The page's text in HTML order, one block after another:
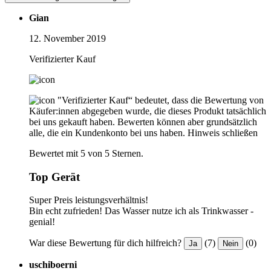
Gian
12. November 2019
Verifizierter Kauf
"Verifizierter Kauf“ bedeutet, dass die Bewertung von
Käufer:innen abgegeben wurde, die dieses Produkt tatsächlich
bei uns gekauft haben. Bewerten können aber grundsätzlich
alle, die ein Kundenkonto bei uns haben. Hinweis schließen
Bewertet mit 5 von 5 Sternen.
Top Gerät
Super Preis leistungsverhältnis!
Bin echt zufrieden! Das Wasser nutze ich als Trinkwasser -
genial!
War diese Bewertung für dich hilfreich? Ja (7) Nein (0)
uschiboerni